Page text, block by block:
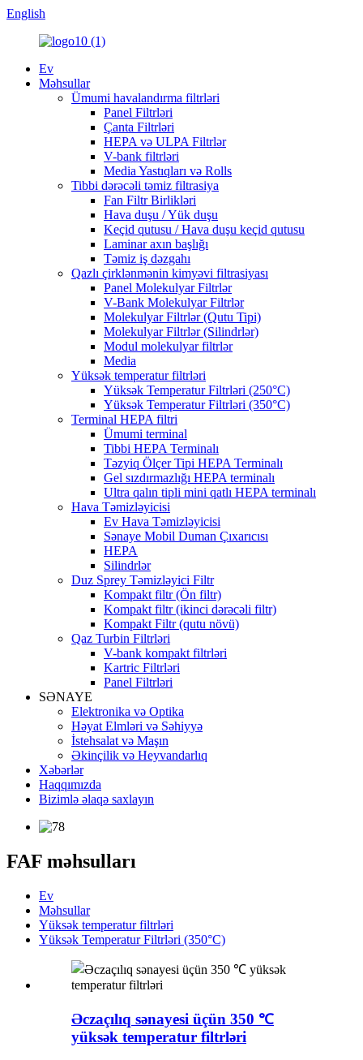
English
Ev
Məhsullar
Ümumi havalandırma filtrləri
Panel Filtrləri
Çanta Filtrləri
HEPA və ULPA Filtrlər
V-bank filtrləri
Media Yastıqları və Rolls
Tibbi dərəcəli təmiz filtrasiya
Fan Filtr Birlikləri
Hava duşu / Yük duşu
Keçid qutusu / Hava duşu keçid qutusu
Laminar axın başlığı
Təmiz iş dəzgahı
Qazlı çirklənmənin kimyəvi filtrasiyası
Panel Molekulyar Filtrlər
V-Bank Molekulyar Filtrlər
Molekulyar Filtrlər (Qutu Tipi)
Molekulyar Filtrlər (Silindrlər)
Modul molekulyar filtrlər
Media
Yüksək temperatur filtrləri
Yüksək Temperatur Filtrləri (250°C)
Yüksək Temperatur Filtrləri (350°C)
Terminal HEPA filtri
Ümumi terminal
Tibbi HEPA Terminalı
Təzyiq Ölçer Tipi HEPA Terminalı
Gel sızdırmazlığı HEPA terminalı
Ultra qalın tipli mini qatlı HEPA terminalı
Hava Təmizləyicisi
Ev Hava Təmizləyicisi
Sənaye Mobil Duman Çıxarıcısı
HEPA
Silindrlər
Duz Sprey Təmizləyici Filtr
Kompakt filtr (Ön filtr)
Kompakt filtr (ikinci dərəcəli filtr)
Kompakt Filtr (qutu növü)
Qaz Turbin Filtrləri
V-bank kompakt filtrləri
Kartric Filtrləri
Panel Filtrləri
SƏNAYE
Elektronika və Optika
Həyat Elmləri və Səhiyyə
İstehsalat və Maşın
Əkinçilik və Heyvandarlıq
Xəbərlər
Haqqımızda
Bizimlə əlaqə saxlayın
FAF məhsulları
Ev
Məhsullar
Yüksək temperatur filtrləri
Yüksək Temperatur Filtrləri (350°C)
Əczaçılıq sənayesi üçün 350 ℃
yüksək temperatur filtrləri